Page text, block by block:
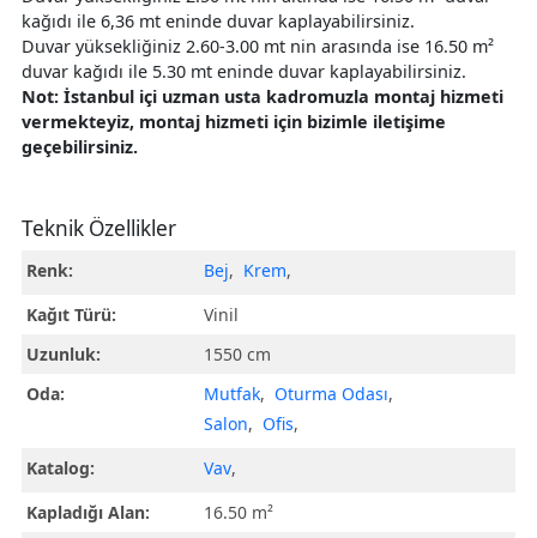
kağıdı ile 6,36 mt eninde duvar kaplayabilirsiniz.
Duvar yüksekliğiniz 2.60-3.00 mt nin arasında ise 16.50 m²
duvar kağıdı ile 5.30 mt eninde duvar kaplayabilirsiniz.
Not: İstanbul içi uzman usta kadromuzla montaj hizmeti
vermekteyiz, montaj hizmeti için bizimle iletişime
geçebilirsiniz.
Teknik Özellikler
Renk: Bej, Krem,
Kağıt Türü:
Vinil
Uzunluk:
1550 cm
Oda:
Mutfak, Oturma Odası,
Salon, Ofis,
Katalog:
Vav,
Kapladığı Alan:
16.50 m²